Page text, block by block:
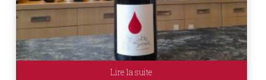
Lire la suite